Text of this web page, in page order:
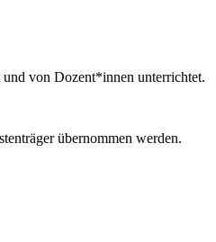
von Dozent*innen unterrichtet.
übernommen werden.